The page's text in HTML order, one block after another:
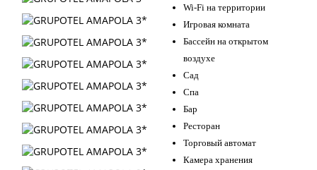
Wi-Fi на территории
Игровая комната
Бассейн на открытом
воздухе
Сад
Спа
Бар
Ресторан
Торговый автомат
Камера хранения